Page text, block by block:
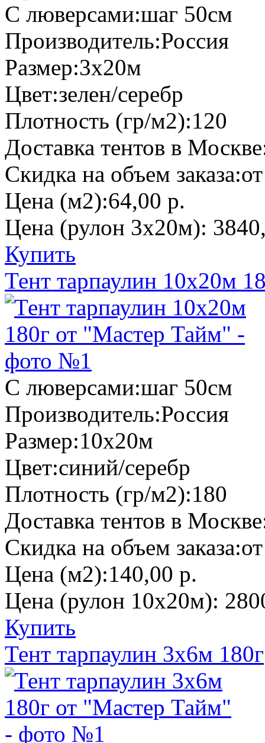
С люверсами:шаг 50см
Производитель:Россия
Размер:3х20м
Цвет:зелен/серебр
Плотность (гр/м2):120
Доставка тентов в
Скидка на объем заказа:
Цена (м2):64,00 р.
Цена (рулон 3х20м):
Купить
Тент тарпаулин 10х20м
С люверсами:шаг 50см
Производитель:Россия
Размер:10х20м
Цвет:синий/серебр
Плотность (гр/м2):180
Доставка тентов в
Скидка на объем заказа:
Цена (м2):140,00 р.
Цена (рулон 10х20м):
Купить
Тент тарпаулин 3х6м 180г